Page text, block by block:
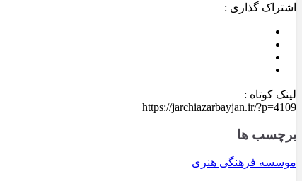
اشتراک گذاری :
لینک کوتاه :
https://jarchiazarbayjan.ir/?p=4109
برچسب ها
موسسه فرهنگی هنری